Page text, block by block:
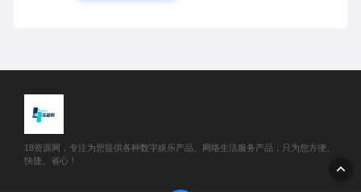
18资源网，专注为您提供各种数字娱乐产品、网络生活服务产品，只为您方便、
快捷、省心！